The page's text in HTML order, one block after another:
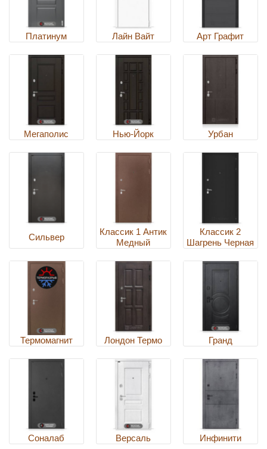
Платинум Лайн Вайт Арт Графит
Мегаполис Нью-Йорк Урбан
Сильвер
Классик 1 Антик
Медный
Классик 2
Шагрень Черная
Термомагнит Лондон Термо Гранд
Соналаб Версаль Инфинити